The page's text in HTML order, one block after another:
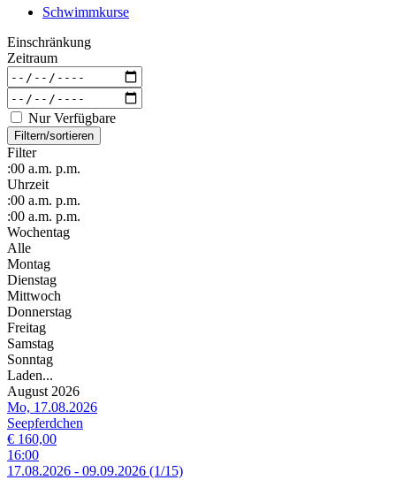
Schwimmkurse
Einschränkung
Zeitraum
Nur Verfügbare
Filtern/sortieren
Filter
:00 a.m. p.m.
Uhrzeit
:00 a.m. p.m.
:00 a.m. p.m.
Wochentag
Alle
Montag
Dienstag
Mittwoch
Donnerstag
Freitag
Samstag
Sonntag
Laden...
August 2026
Mo, 17.08.2026
Seepferdchen
€ 160,00
16:00
17.08.2026 - 09.09.2026 (1/15)